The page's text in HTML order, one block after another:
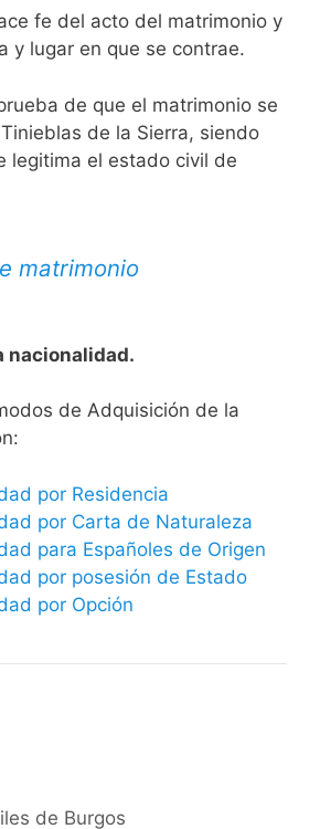
fe del acto del matrimonio y
y lugar en que se contrae.
de que el matrimonio se
de la Sierra, siendo
legitima el estado civil de
matrimonio
nacionalidad.
de Adquisición de la
por Residencia
por Carta de Naturaleza
para Españoles de Origen
por posesión de Estado
por Opción
de Burgos